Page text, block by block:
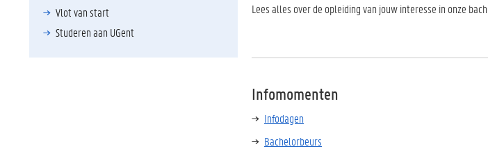
Vlot van start
Studeren aan UGent
Lees alles over de opleiding van jouw interesse in onze
Infomomenten
Infodagen
Bachelorbeurs